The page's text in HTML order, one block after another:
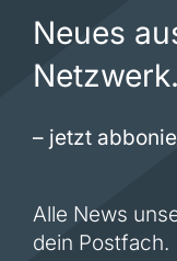
Neues
Netzwerk.
– jetzt
Alle News
dein Postfach.